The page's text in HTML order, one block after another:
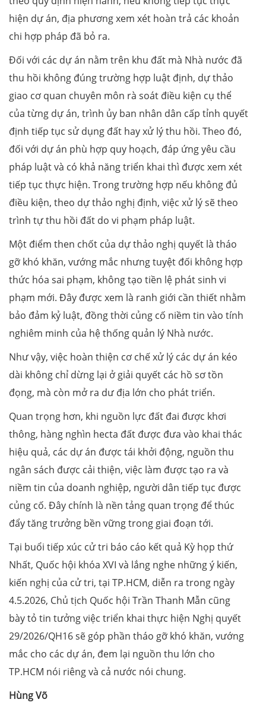
hiện dự án, địa phương xem xét hoàn trả các khoản
chi hợp pháp đã bỏ ra.
Đối với các dự án nằm trên khu đất mà Nhà nước đã
thu hồi không đúng trường hợp luật định, dự thảo
giao cơ quan chuyên môn rà soát điều kiện cụ thể
của từng dự án, trình ủy ban nhân dân cấp tỉnh quyết
định tiếp tục sử dụng đất hay xử lý thu hồi. Theo đó,
đối với dự án phù hợp quy hoạch, đáp ứng yêu cầu
pháp luật và có khả năng triển khai thì được xem xét
tiếp tục thực hiện. Trong trường hợp nếu không đủ
điều kiện, theo dự thảo nghị định, việc xử lý sẽ theo
trình tự thu hồi đất do vi phạm pháp luật.
Một điểm then chốt của dự thảo nghị quyết là tháo
gỡ khó khăn, vướng mắc nhưng tuyệt đối không hợp
thức hóa sai phạm, không tạo tiền lệ phát sinh vi
phạm mới. Đây được xem là ranh giới cần thiết nhằm
bảo đảm kỷ luật, đồng thời củng cố niềm tin vào tính
nghiêm minh của hệ thống quản lý Nhà nước.
Như vậy, việc hoàn thiện cơ chế xử lý các dự án kéo
dài không chỉ dừng lại ở giải quyết các hồ sơ tồn
đọng, mà còn mở ra dư địa lớn cho phát triển.
Quan trọng hơn, khi nguồn lực đất đai được khơi
thông, hàng nghìn hecta đất được đưa vào khai thác
hiệu quả, các dự án được tái khởi động, nguồn thu
ngân sách được cải thiện, việc làm được tạo ra và
niềm tin của doanh nghiệp, người dân tiếp tục được
củng cố. Đây chính là nền tảng quan trọng để thúc
đẩy tăng trưởng bền vững trong giai đoạn tới.
Tại buổi tiếp xúc cử tri báo cáo kết quả Kỳ họp thứ
Nhất, Quốc hội khóa XVI và lắng nghe những ý kiến,
kiến nghị của cử tri, tại TP.HCM, diễn ra trong ngày
4.5.2026, Chủ tịch Quốc hội Trần Thanh Mẫn cũng
bày tỏ tin tưởng việc triển khai thực hiện Nghị quyết
29/2026/QH16 sẽ góp phần tháo gỡ khó khăn, vướng
mắc cho các dự án, đem lại nguồn thu lớn cho
TP.HCM nói riêng và cả nước nói chung.
Hùng Võ